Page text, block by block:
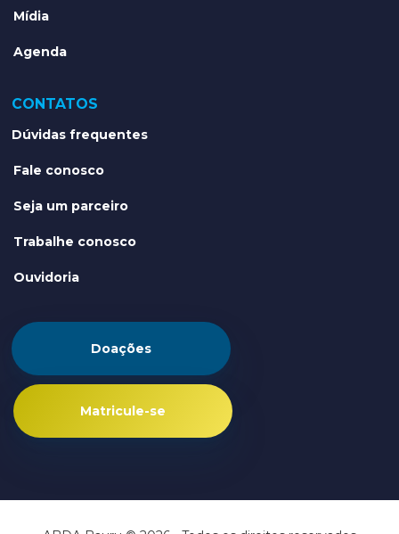
Mídia
Agenda
CONTATOS
Dúvidas frequentes
Fale conosco
Seja um parceiro
Trabalhe conosco
Ouvidoria
Doações
Matricule-se